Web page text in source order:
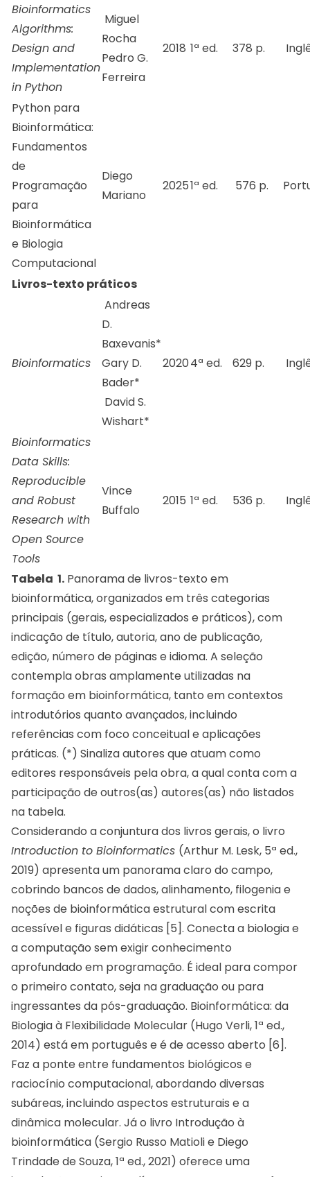
Bioinformatics
Algorithms:
Design and
Implementation
in Python
Miguel
Rocha
Pedro G.
Ferreira
2018 1ª ed. 378 p.
Python para
Bioinformática:
Fundamentos
de
Programação
para
Bioinformática
e Biologia
Computacional
Diego
Mariano
20251ª ed. 576 p.
Livros-texto práticos
Bioinformatics
Andreas
D.
Baxevanis*
Gary D.
Bader*
David S.
Wishart*
20204ª ed. 629 p.
Bioinformatics
Data Skills:
Reproducible
and Robust
Research with
Open Source
Tools
Vince
Buffalo
2015 1ª ed. 536 p.
Tabela 1. Panorama de livros-texto em
bioinformática, organizados em três categorias
principais (gerais, especializados e práticos), com
indicação de título, autoria, ano de publicação,
edição, número de páginas e idioma. A seleção
contempla obras amplamente utilizadas na
formação em bioinformática, tanto em contextos
introdutórios quanto avançados, incluindo
referências com foco conceitual e aplicações
práticas. (*) Sinaliza autores que atuam como
editores responsáveis pela obra, a qual conta com a
participação de outros(as) autores(as) não listados
na tabela.
Considerando a conjuntura dos livros gerais, o livro
Introduction to Bioinformatics (Arthur M. Lesk, 5ª ed.,
2019) apresenta um panorama claro do campo,
cobrindo bancos de dados, alinhamento, filogenia e
noções de bioinformática estrutural com escrita
acessível e figuras didáticas [5]. Conecta a biologia e
a computação sem exigir conhecimento
aprofundado em programação. É ideal para compor
o primeiro contato, seja na graduação ou para
ingressantes da pós-graduação. Bioinformática: da
Biologia à Flexibilidade Molecular (Hugo Verli, 1ª ed.,
2014) está em português e é de acesso aberto [6].
Faz a ponte entre fundamentos biológicos e
raciocínio computacional, abordando diversas
subáreas, incluindo aspectos estruturais e a
dinâmica molecular. Já o livro Introdução à
bioinformática (Sergio Russo Matioli e Diego
Trindade de Souza, 1ª ed., 2021) oferece uma